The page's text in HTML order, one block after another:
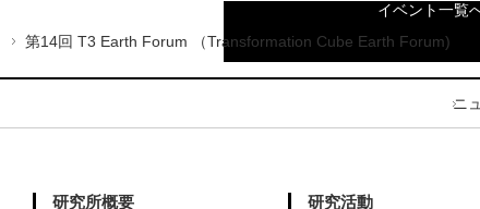
イベント一覧
第14回 T3 Earth Forum （Transformation Cube Earth Forum)
ニ
研究所概要 研究活動